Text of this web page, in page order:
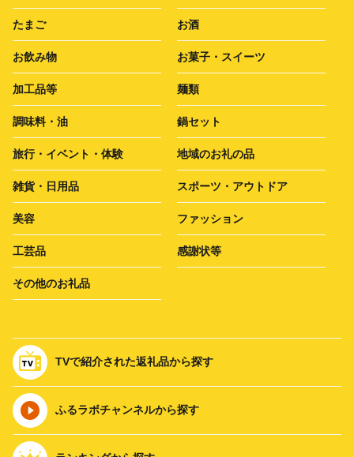
たまご お酒
お飲み物 お菓子・スイーツ
加工品等 麺類
調味料・油 鍋セット
旅行・イベント・体験 地域のお礼の品
雑貨・日用品 スポーツ・アウトドア
美容 ファッション
工芸品 感謝状等
その他のお礼品
TVで紹介された返礼品から探す
ふるラボチャンネルから探す